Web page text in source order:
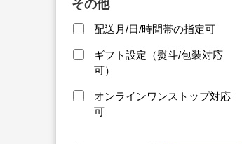
その他
配送月/日/時間帯の指定可
ギフト設定（熨斗/包装対応
可）
オンラインワンストップ対応
可